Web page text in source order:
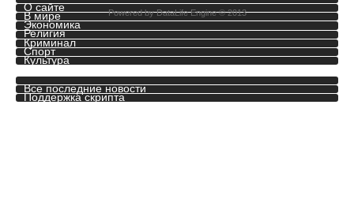
О сайте
В мире
Экономика
Религия
Криминал
Спорт
Культура
Инопресса
Все последние новости
Поддержка скрипта
Полная версия сайта
Powered byDataLife Engine© 2013